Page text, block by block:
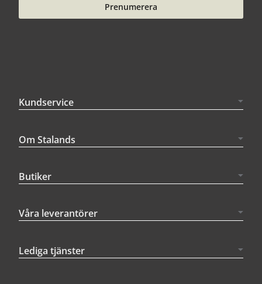
Prenumerera
Kundservice
Om Stalands
Butiker
Våra leverantörer
Lediga tjänster